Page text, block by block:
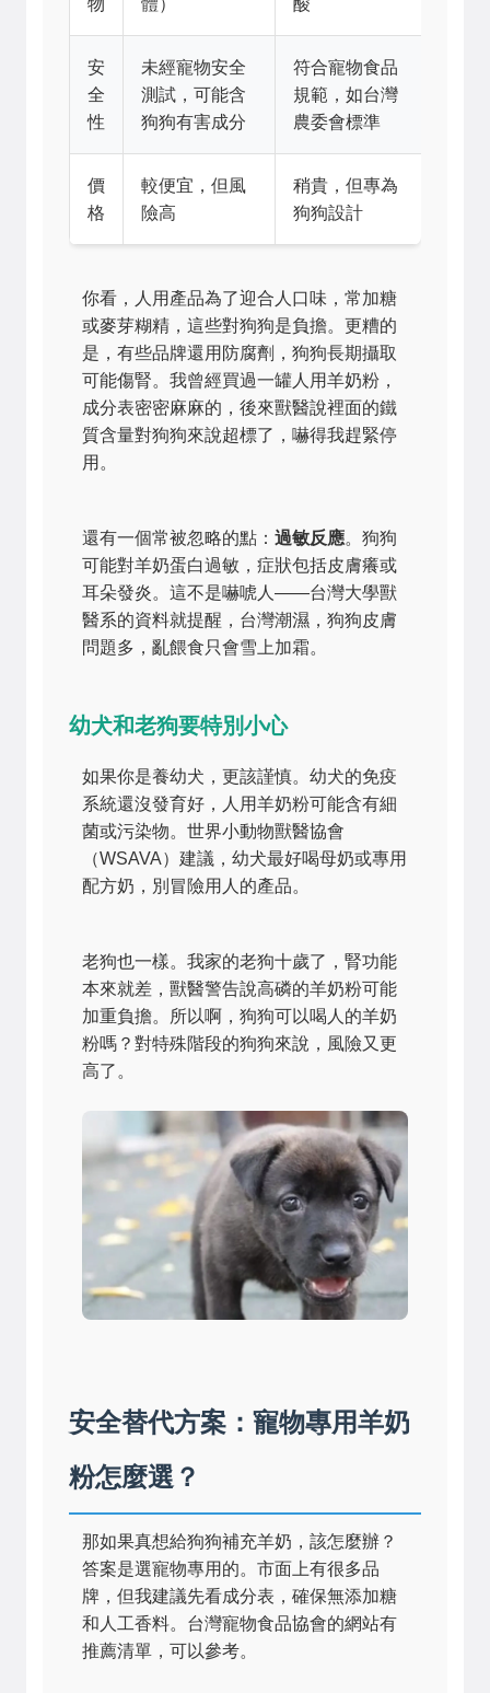
安
全
性
未經寵物安全
測試，可能含
狗狗有害成分
符合寵物食品
規範，如台灣
農委會標準
價
格
較便宜，但風
險高
稍貴，但專為
狗狗設計
你看，人用產品為了迎合人口味，常加糖
或麥芽糊精，這些對狗狗是負擔。更糟的
是，有些品牌還用防腐劑，狗狗長期攝取
可能傷腎。我曾經買過一罐人用羊奶粉，
成分表密密麻麻的，後來獸醫說裡面的鐵
質含量對狗狗來說超標了，嚇得我趕緊停
用。
還有一個常被忽略的點： 過敏反應。狗狗
可能對羊奶蛋白過敏，症狀包括皮膚癢或
耳朵發炎。這不是嚇唬人——台灣大學獸
醫系的資料就提醒，台灣潮濕，狗狗皮膚
問題多，亂餵食只會雪上加霜。
幼犬和老狗要特別小心
如果你是養幼犬，更該謹慎。幼犬的免疫
系統還沒發育好，人用羊奶粉可能含有細
菌或污染物。世界小動物獸醫協會
（WSAVA）建議，幼犬最好喝母奶或專用
配方奶，別冒險用人的產品。
老狗也一樣。我家的老狗十歲了，腎功能
本來就差，獸醫警告說高磷的羊奶粉可能
加重負擔。所以啊，狗狗可以喝人的羊奶
粉嗎？對特殊階段的狗狗來說，風險又更
高了。
安全替代方案：寵物專用羊奶
粉怎麼選？
那如果真想給狗狗補充羊奶，該怎麼辦？
答案是選寵物專用的。市面上有很多品
牌，但我建議先看成分表，確保無添加糖
和人工香料。台灣寵物食品協會的網站有
推薦清單，可以參考。